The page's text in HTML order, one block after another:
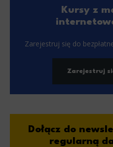
Kursy z
Zarejestruj się do
Zarejestruj
Dołącz do
regularną